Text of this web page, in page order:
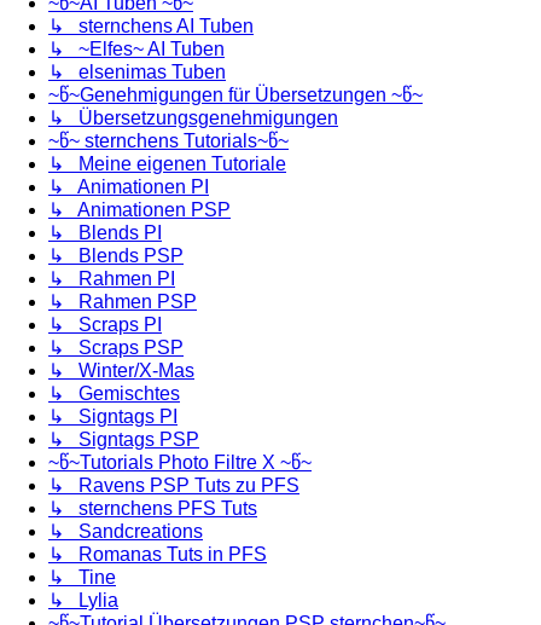
↳ sternchens AI Tuben
↳ ~Elfes~ AI Tuben
↳ elsenimas Tuben
~წ~Genehmigungen für Übersetzungen ~წ~
↳ Übersetzungsgenehmigungen
~წ~ sternchens Tutorials~წ~
↳ Meine eigenen Tutoriale
↳ Animationen PI
↳ Animationen PSP
↳ Blends PI
↳ Blends PSP
↳ Rahmen PI
↳ Rahmen PSP
↳ Scraps PI
↳ Scraps PSP
↳ Winter/X-Mas
↳ Gemischtes
↳ Signtags PI
↳ Signtags PSP
~წ~Tutorials Photo Filtre X ~წ~
↳ Ravens PSP Tuts zu PFS
↳ sternchens PFS Tuts
↳ Sandcreations
↳ Romanas Tuts in PFS
↳ Tine
↳ Lylia